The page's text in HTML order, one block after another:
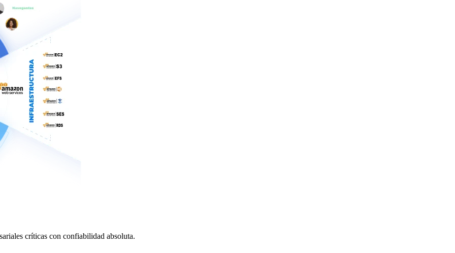
críticas con confiabilidad absoluta.